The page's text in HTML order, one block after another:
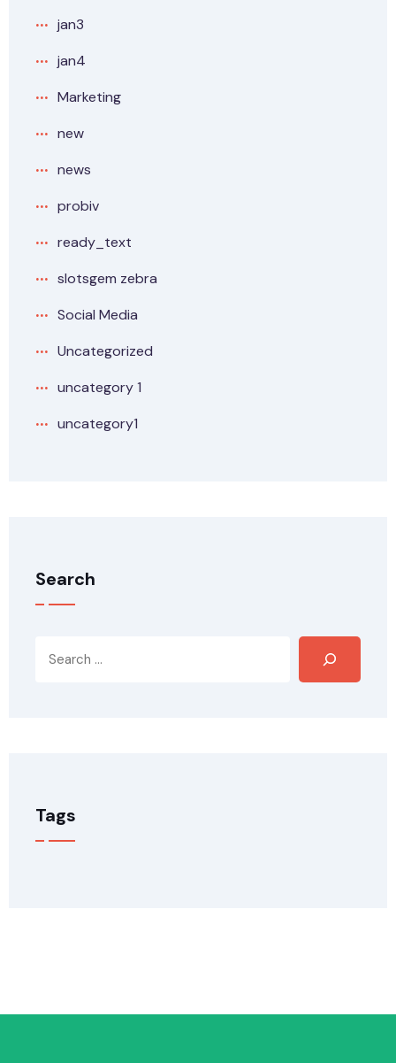
jan3
jan4
Marketing
new
news
probiv
ready_text
slotsgem zebra
Social Media
Uncategorized
uncategory 1
uncategory1
Search
Tags